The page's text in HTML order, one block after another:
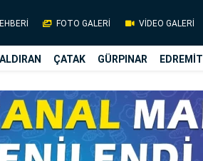
FOTO GALERİ VİDEO GALERİ
ÇATAK GÜRPINAR EDREMİT